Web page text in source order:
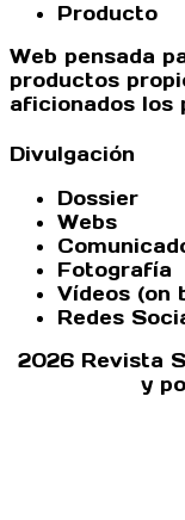
Producto
Web pensada
productos
aficionados los
Divulgación
Dossier
Webs
Fotografía
Vídeos (on
Redes
2026 Revista
y